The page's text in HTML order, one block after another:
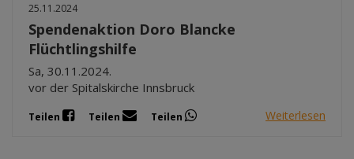
25.11.2024
Spendenaktion Doro Blancke
Flüchtlingshilfe
Sa, 30.11.2024.
vor der Spitalskirche Innsbruck
Teilen Teilen Teilen Weiterlesen